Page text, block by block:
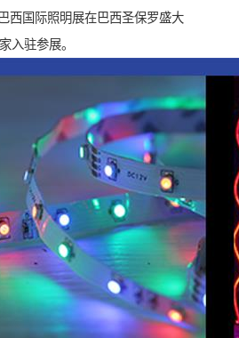
西国际照明展在巴西圣保罗盛大
入驻参展。